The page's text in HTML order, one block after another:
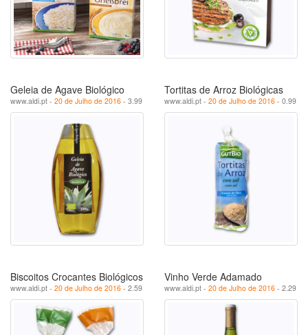
Geleia de Agave Biológico
www.aldi.pt - 20 de Julho de 2016 - 3.99
Tortitas de Arroz Biológicas
www.aldi.pt - 20 de Julho de 2016 - 0.99
Biscoitos Crocantes Biológicos
www.aldi.pt - 20 de Julho de 2016 - 2.59
Vinho Verde Adamado
www.aldi.pt - 20 de Julho de 2016 - 2.29